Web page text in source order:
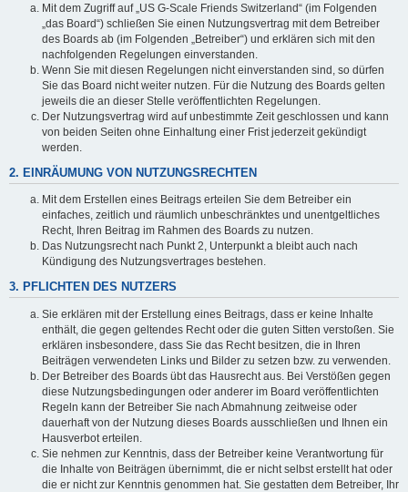
Mit dem Zugriff auf „US G-Scale Friends Switzerland“ (im Folgenden
„das Board“) schließen Sie einen Nutzungsvertrag mit dem Betreiber
des Boards ab (im Folgenden „Betreiber“) und erklären sich mit den
nachfolgenden Regelungen einverstanden.
Wenn Sie mit diesen Regelungen nicht einverstanden sind, so dürfen
Sie das Board nicht weiter nutzen. Für die Nutzung des Boards gelten
jeweils die an dieser Stelle veröffentlichten Regelungen.
Der Nutzungsvertrag wird auf unbestimmte Zeit geschlossen und kann
von beiden Seiten ohne Einhaltung einer Frist jederzeit gekündigt
werden.
2. EINRÄUMUNG VON NUTZUNGSRECHTEN
Mit dem Erstellen eines Beitrags erteilen Sie dem Betreiber ein
einfaches, zeitlich und räumlich unbeschränktes und unentgeltliches
Recht, Ihren Beitrag im Rahmen des Boards zu nutzen.
Das Nutzungsrecht nach Punkt 2, Unterpunkt a bleibt auch nach
Kündigung des Nutzungsvertrages bestehen.
3. PFLICHTEN DES NUTZERS
Sie erklären mit der Erstellung eines Beitrags, dass er keine Inhalte
enthält, die gegen geltendes Recht oder die guten Sitten verstoßen. Sie
erklären insbesondere, dass Sie das Recht besitzen, die in Ihren
Beiträgen verwendeten Links und Bilder zu setzen bzw. zu verwenden.
Der Betreiber des Boards übt das Hausrecht aus. Bei Verstößen gegen
diese Nutzungsbedingungen oder anderer im Board veröffentlichten
Regeln kann der Betreiber Sie nach Abmahnung zeitweise oder
dauerhaft von der Nutzung dieses Boards ausschließen und Ihnen ein
Hausverbot erteilen.
Sie nehmen zur Kenntnis, dass der Betreiber keine Verantwortung für
die Inhalte von Beiträgen übernimmt, die er nicht selbst erstellt hat oder
die er nicht zur Kenntnis genommen hat. Sie gestatten dem Betreiber, Ihr